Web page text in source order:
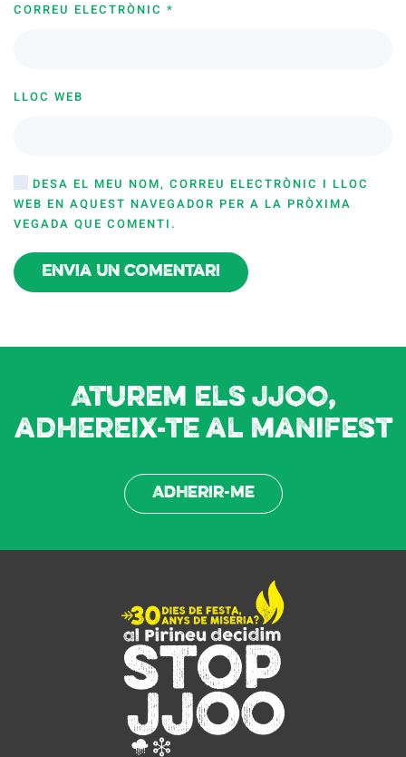
CORREU ELECTRÒNIC *
LLOC WEB
DESA EL MEU NOM, CORREU ELECTRÒNIC I LLOC
WEB EN AQUEST NAVEGADOR PER A LA PRÒXIMA
VEGADA QUE COMENTI.
Envia un comentari
Aturem els JJOO,
adhereix-te al manifest
Adherir-me